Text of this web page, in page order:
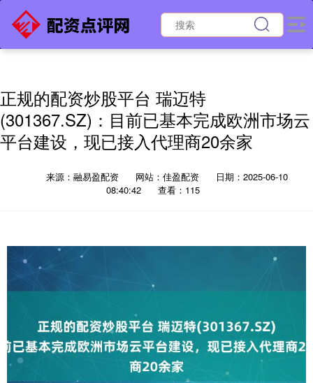
正规的配资炒股平台 瑞迈特
(301367.SZ)：目前已基本完成欧洲市场云
平台建设，现已接入代理商20余家
来源：融易盈配资 网站：佳盈配资
日期：2025-06-10
08:40:42
查看：115